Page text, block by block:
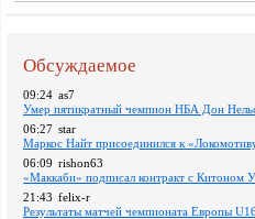
Обсуждаемое
09:24 as7
Умер пятикратный чемпион НБА Дон
06:27 star
Маркос Найт присоединился к
06:09 rishon63
«Маккаби» подписал контракт с Китоном
21:43 felix-r
Pезультаты матчей чемпионата Европы